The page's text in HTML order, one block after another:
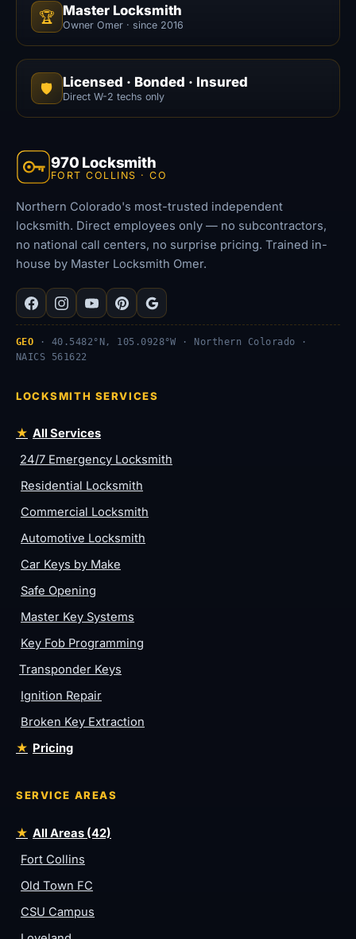
🏆 Master Locksmith
Owner Omer · since 2016
🛡️ Licensed · Bonded · Insured
Direct W-2 techs only
970 Locksmith
FORT COLLINS · CO
Northern Colorado's most-trusted independent
locksmith. Direct employees only — no subcontractors,
no national call centers, no surprise pricing. Trained in-
house by Master Locksmith Omer.
GEO · 40.5482°N, 105.0928°W · Northern Colorado ·
NAICS 561622
LOCKSMITH SERVICES
All Services
24/7 Emergency Locksmith
Residential Locksmith
Commercial Locksmith
Automotive Locksmith
Car Keys by Make
Safe Opening
Master Key Systems
Key Fob Programming
Transponder Keys
Ignition Repair
Broken Key Extraction
Pricing
SERVICE AREAS
All Areas (42)
Fort Collins
Old Town FC
CSU Campus